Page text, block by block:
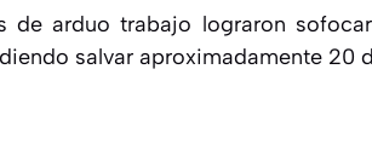
de arduo trabajo lograron
salvar aproximadamente 20